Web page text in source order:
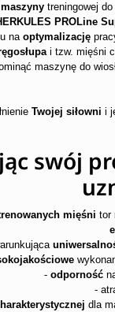
treningowej
PROLine
naoptymalizację
i tzw. mięśni
maszynę do
Twojej siłowni i
swój
mięśni tor
- odporność
-
dla